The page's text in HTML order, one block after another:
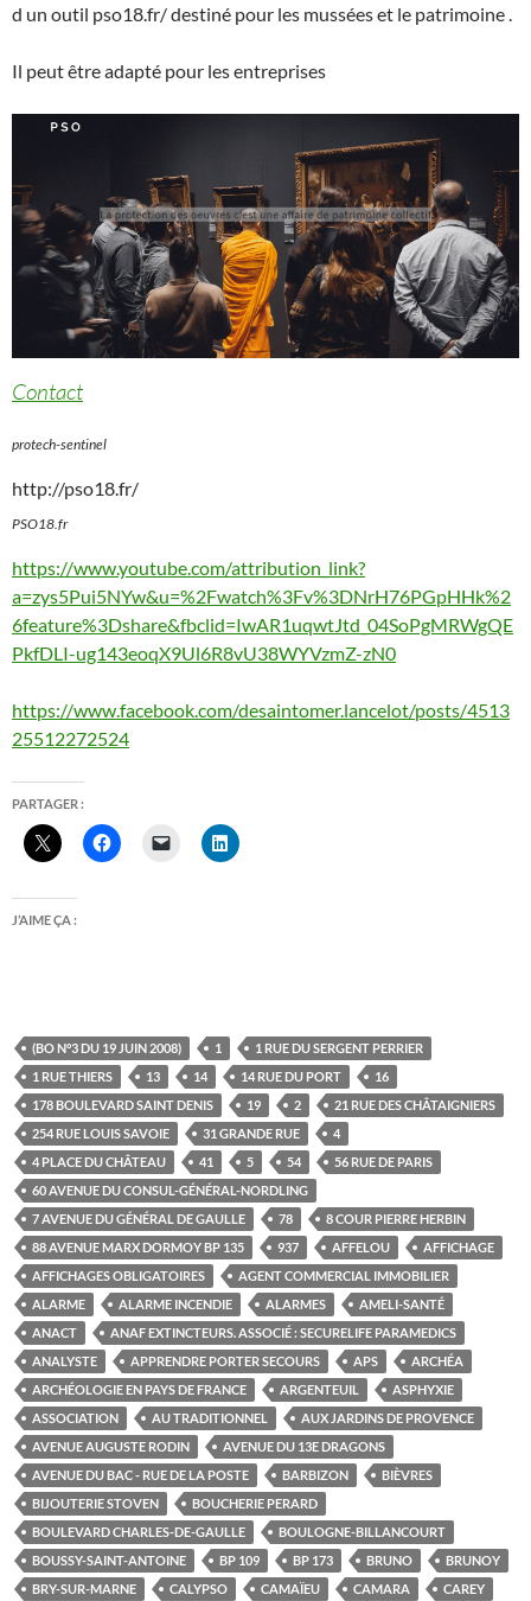
d un outil pso18.fr/ destiné pour les mussées et le patrimoine .
Il peut être adapté pour les entreprises
Contact
protech-sentinel
http://pso18.fr/
PSO18.fr
https://www.youtube.com/attribution_link?
a=zys5Pui5NYw&u=%2Fwatch%3Fv%3DNrH76PGpHHk%2
6feature%3Dshare&fbclid=IwAR1uqwtJtd_04SoPgMRWgQE
PkfDLI-ug143eoqX9Ul6R8vU38WYVzmZ-zN0
https://www.facebook.com/desaintomer.lancelot/posts/4513
25512272524
PARTAGER :
J’AIME ÇA :
(BO N°3 DU 19 JUIN 2008) 1
1 RUE DU SERGENT PERRIER
1 RUE THIERS
13 14 14 RUE DU PORT
16
178 BOULEVARD SAINT DENIS
19 2
21 RUE DES CHÂTAIGNIERS
254 RUE LOUIS SAVOIE
31 GRANDE RUE
4
4 PLACE DU CHÂTEAU
41 5 54
56 RUE DE PARIS
60 AVENUE DU CONSUL-GÉNÉRAL-NORDLING
7 AVENUE DU GÉNÉRAL DE GAULLE
78
8 COUR PIERRE HERBIN
88 AVENUE MARX DORMOY BP 135
937 AFFELOU
AFFICHAGE
AFFICHAGES OBLIGATOIRES
AGENT COMMERCIAL IMMOBILIER
ALARME
ALARME INCENDIE ALARMES
AMELI-SANTÉ
ANACT
ANAF EXTINCTEURS. ASSOCIÉ : SECURELIFE PARAMEDICS
ANALYSTE
APPRENDRE PORTER SECOURS APS
ARCHÉA
ARCHÉOLOGIE EN PAYS DE FRANCE
ARGENTEUIL
ASPHYXIE
ASSOCIATION
AU TRADITIONNEL
AUX JARDINS DE PROVENCE
AVENUE AUGUSTE RODIN
AVENUE DU 13E DRAGONS
AVENUE DU BAC - RUE DE LA POSTE
BARBIZON
BIÈVRES
BIJOUTERIE STOVEN
BOUCHERIE PERARD
BOULEVARD CHARLES-DE-GAULLE
BOULOGNE-BILLANCOURT
BOUSSY-SAINT-ANTOINE
BP 109 BP 173 BRUNO
BRUNOY
BRY-SUR-MARNE
CALYPSO CAMAÏEU CAMARA
CAREY